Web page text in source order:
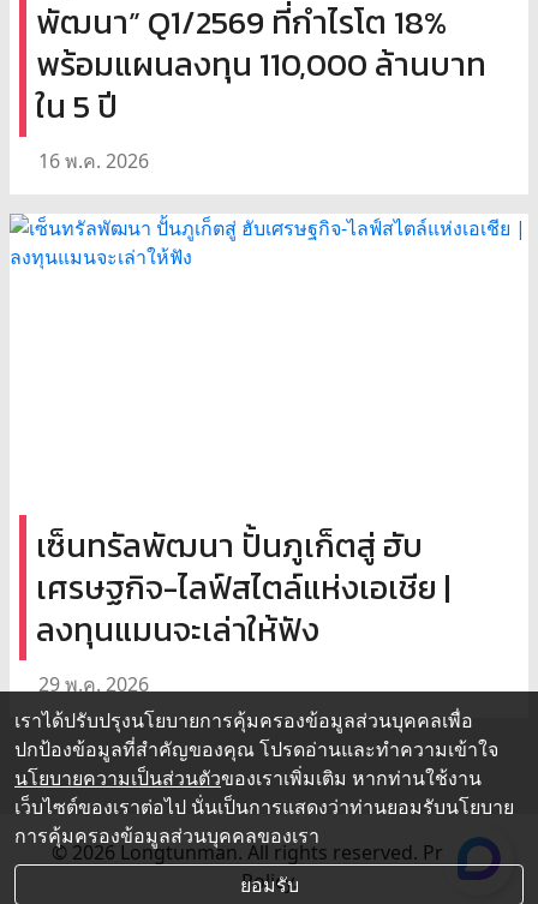
พัฒนา” Q1/2569 ที่กำไรโต 18%
พร้อมแผนลงทุน 110,000 ล้านบาท
ใน 5 ปี
16 พ.ค. 2026
เซ็นทรัลพัฒนา ปั้นภูเก็ตสู่ ฮับ
เศรษฐกิจ-ไลฟ์สไตล์แห่งเอเชีย |
ลงทุนแมนจะเล่าให้ฟัง
29 พ.ค. 2026
© 2026 Longtunman. All rights reserved. Privacy
Policy.
เราได้ปรับปรุงนโยบายการคุ้มครองข้อมูลส่วนบุคคลเพื่อ
ปกป้องข้อมูลที่สำคัญของคุณ โปรดอ่านและทำความเข้าใจ
นโยบายความเป็นส่วนตัวของเราเพิ่มเติม หากท่านใช้งาน
เว็บไซต์ของเราต่อไป นั่นเป็นการแสดงว่าท่านยอมรับนโยบาย
การคุ้มครองข้อมูลส่วนบุคคลของเรา
ยอมรับ